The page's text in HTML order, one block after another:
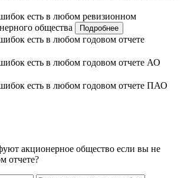
есть в любом ревизионном
общества
Подробнее
есть в любом годовом отчете
есть в любом годовом отчете АО
есть в любом годовом отчете ПАО
акционерное общество если вы не
отчете?